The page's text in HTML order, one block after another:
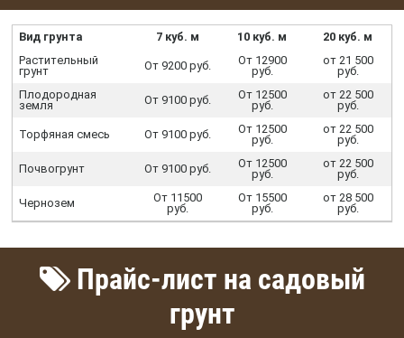
Вид грунта 7 куб. м 10 куб. м
20 куб. м
Растительный
грунт
От 9200 руб.
От 12900
руб.
от 21 500
руб.
Плодородная
земля
От 9100 руб.
От 12500
руб.
от 22 500
руб.
Торфяная смесь От 9100 руб.
От 12500
руб.
от 22 500
руб.
Почвогрунт От 9100 руб.
От 12500
руб.
от 22 500
руб.
Чернозем
От 11500
руб.
От 15500
руб.
от 28 500
руб.
Прайс-лист на садовый
грунт